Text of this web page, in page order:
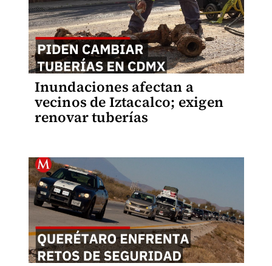
Inundaciones afectan a
vecinos de Iztacalco; exigen
renovar tuberías